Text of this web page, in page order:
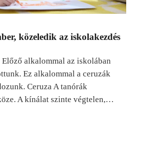
közeledik az iskolakezdés
alkalommal az iskolában
Ez alkalommal a ceruzák
Ceruza A tanórák
A kínálat szinte végtelen,…